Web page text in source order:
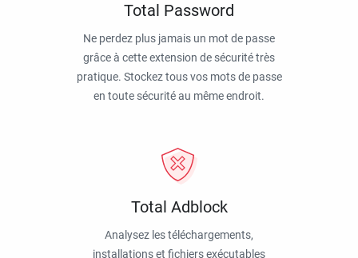
Total Password
Ne perdez plus jamais un mot de passe
grâce à cette extension de sécurité très
pratique. Stockez tous vos mots de passe
en toute sécurité au même endroit.
Total Adblock
Analysez les téléchargements,
installations et fichiers exécutables